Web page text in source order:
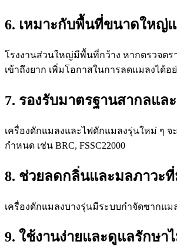
6. เหมาะกับพื้นที่ขนาดใหญ่
โรงงานส่วนใหญ่มีพื้นที่กว้าง หากตรวจต
เข้าถึงยาก เพิ่มโอกาสในการลดแมลงได้อ
7. รองรับมาตรฐานสากลแล
เครื่องดักแมลงและไฟดักแมลงรุ่นใหม่ ๆ
กำหนด เช่น BRC, FSSC22000
8. ช่วยลดกลิ่นและมลภาวะ
เครื่องดักแมลงบางรุ่นมีระบบกำจัดซากแ
9. ใช้งานง่ายและดูแลรักษา